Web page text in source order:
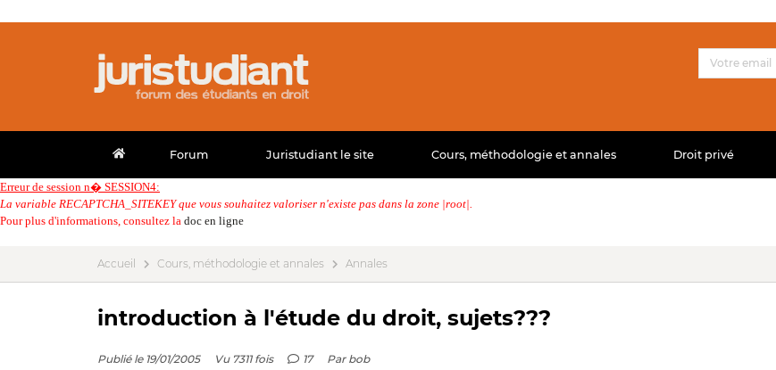
Forum Juristudiant le site Cours, méthodologie et annales Droit privé
Erreur de session n� SESSION4:
La variable RECAPTCHA_SITEKEY que vous souhaitez valoriser n'existe pas dans la zone |root|.
Pour plus d'informations, consultez la doc en ligne
Accueil Cours, méthodologie et annales Annales
introduction à l'étude du droit, sujets???
Publié le 19/01/2005 Vu 7311 fois 17 Par bob